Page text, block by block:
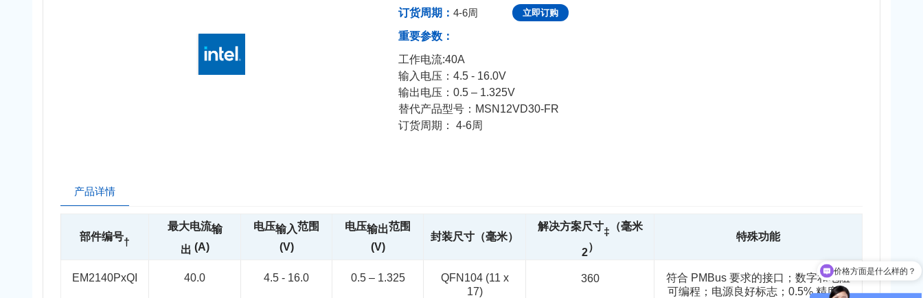
订货周期：4-6周 立即订购
重要参数：
工作电流:40A
输入电压：4.5 - 16.0V
输出电压：0.5 – 1.325V
替代产品型号：MSN12VD30-FR
订货周期： 4-6周
产品详情
部件编号†
最大电流输
出 (A)
电压输入范围
(V)
电压输出范围
(V)
封装尺寸（毫米）
解决方案尺寸‡ （毫米
2）
特殊功能
EM2140PxQI 40.0 4.5 - 16.0 0.5 – 1.325
QFN104 (11 x
17)
360
符合 PMBus 要求的接口；数字和电阻
可编程；电源良好标志；0.5% 精度；
价格方面是什么样的？